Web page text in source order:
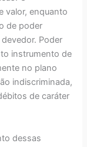
valor, enquanto
de poder
Poder
instrumento de
no plano
indiscriminada,
de caráter
dessas